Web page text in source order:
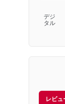
デジ
タル
レビュ